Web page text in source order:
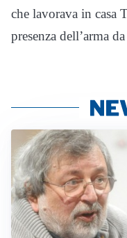
che lavorava in casa
presenza dell’arma